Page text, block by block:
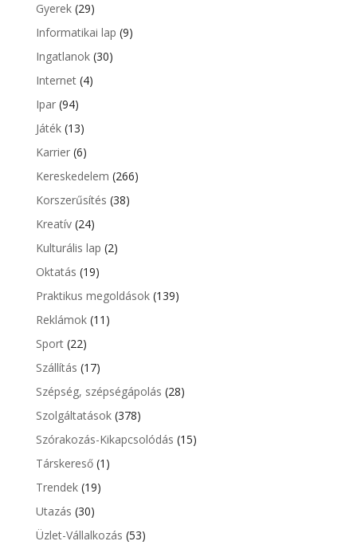
Gyerek(29)
Informatikai lap (9)
Ingatlanok(30)
Internet(4)
Ipar(94)
Játék(13)
Karrier(6)
Kereskedelem (266)
Korszerűsítés (38)
Kreatív(24)
Kulturális lap (2)
Oktatás (19)
Praktikus megoldások(139)
Reklámok(11)
Sport(22)
Szállítás (17)
Szépség, szépségápolás (28)
Szolgáltatások(378)
Szórakozás-Kikapcsolódás (15)
Társkereső(1)
Trendek(19)
Utazás (30)
Üzlet-Vállalkozás (53)